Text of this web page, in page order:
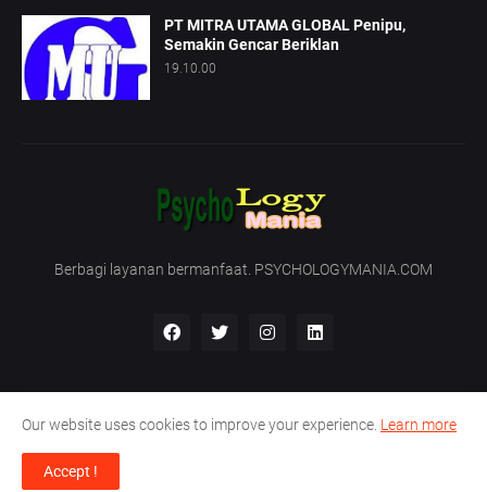
PT MITRA UTAMA GLOBAL Penipu,
Semakin Gencar Beriklan
19.10.00
Berbagi layanan bermanfaat. PSYCHOLOGYMANIA.COM
Support by -
Tentang Kami Hubungi Kami
Our website uses cookies to improve your experience. Learn more
Accept !